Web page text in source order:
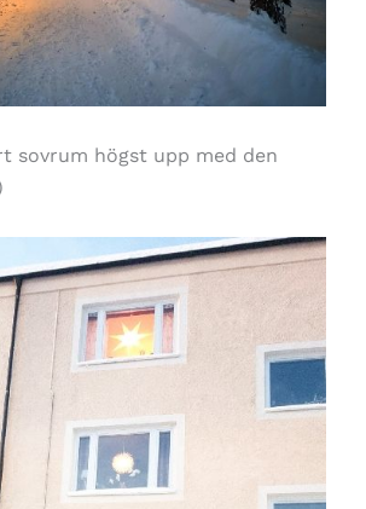
sovrum högst upp med den